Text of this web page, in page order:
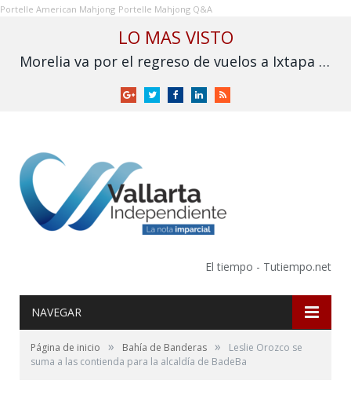
Portelle American Mahjong Portelle Mahjong Q&A
LO MAS VISTO
Morelia va por el regreso de vuelos a Ixtapa y Puerto Vallarta
GoogleTwitterFacebookLinkedInRSS
El tiempo - Tutiempo.net
NAVEGAR
Página de inicio » Bahía de Banderas »
Leslie Orozco se
suma a las contienda para la alcaldía de BadeBa